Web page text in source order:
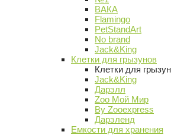
ВАКА
Flamingo
PetStandArt
No brand
Jack&King
Клетки для грызунов
Клетки для
Jack&King
Дарэлл
Zoo Мой Мир
By Zooexpress
Дарэленд
Емкости для хранения